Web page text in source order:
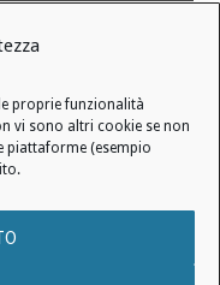
proprie funzionalità
vi sono altri cookie se non
piattaforme (esempio
|